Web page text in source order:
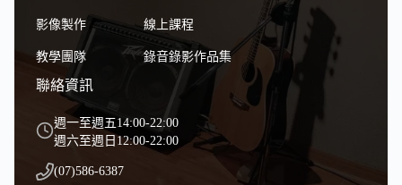
影像製作
教學團隊
線上課程
錄音錄影作品集
聯絡資訊
週一至週五14:00-22:00
週六至週日12:00-22:00
(07)586-6387